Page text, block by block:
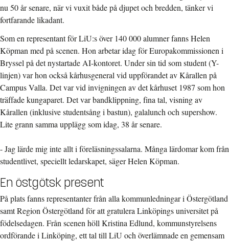
nu 50 år senare, när vi vuxit både på djupet och bredden, tänker vi
fortfarande likadant.
Som en representant för LiU:s över 140 000 alumner fanns Helen
Köpman med på scenen. Hon arbetar idag för Europakommissionen i
Bryssel på det nystartade AI-kontoret. Under sin tid som student (Y-
linjen) var hon också kårhusgeneral vid uppförandet av Kårallen på
Campus Valla. Det var vid invigningen av det kårhuset 1987 som hon
träffade kungaparet. Det var bandklippning, fina tal, visning av
Kårallen (inklusive studentsång i bastun), galalunch och supershow.
Lite grann samma upplägg som idag, 38 år senare.
- Jag lärde mig inte allt i föreläsningssalarna. Många lärdomar kom från
studentlivet, speciellt ledarskapet, säger Helen Köpman.
En östgötsk present
På plats fanns representanter från alla kommunledningar i Östergötland
samt Region Östergötland för att gratulera Linköpings universitet på
födelsedagen. Från scenen höll Kristina Edlund, kommunstyrelsens
ordförande i Linköping, ett tal till LiU och överlämnade en gemensam